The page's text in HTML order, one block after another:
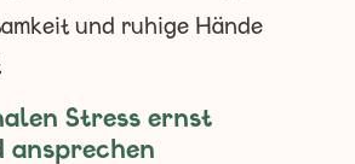
und ruhige Hände
Stress ernst
ansprechen